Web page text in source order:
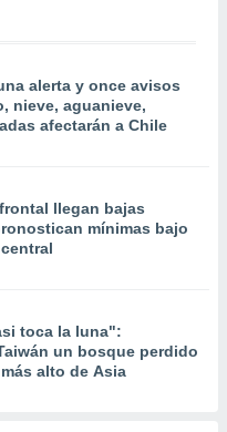
alerta y once avisos
nieve, aguanieve,
afectarán a Chile
llegan bajas
mínimas bajo
toca la luna":
un bosque perdido
alto de Asia